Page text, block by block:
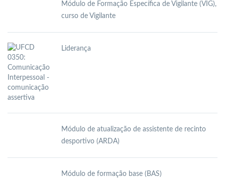
Módulo de Formação Específica de Vigilante (VIG),
curso de Vigilante
Liderança
Módulo de atualização de assistente de recinto
desportivo (ARDA)
Módulo de formação base (BAS)